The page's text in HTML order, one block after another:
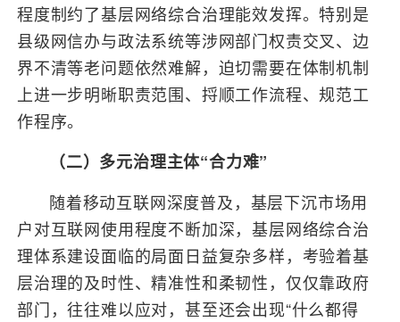
程度制约了基层网络综合治理能效发挥。特别是
县级网信办与政法系统等涉网部门权责交叉、边
界不清等老问题依然难解，迫切需要在体制机制
上进一步明晰职责范围、捋顺工作流程、规范工
作程序。
（二）多元治理主体“合力难”
随着移动互联网深度普及，基层下沉市场用
户对互联网使用程度不断加深，基层网络综合治
理体系建设面临的局面日益复杂多样，考验着基
层治理的及时性、精准性和柔韧性，仅仅靠政府
部门，往往难以应对，甚至还会出现“什么都得